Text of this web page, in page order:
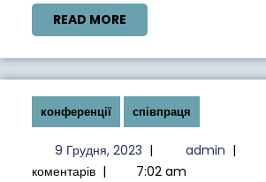
READ MORE
MORE
конференції співпраця
9 Грудня, 20239
Грудня,
| admin admin
|
коментарів | 7:02 am